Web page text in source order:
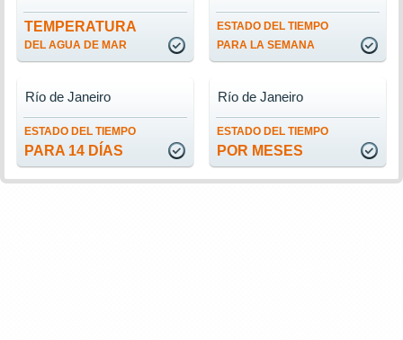
TEMPERATURA
DEL AGUA DE MAR
ESTADO DEL TIEMPO
PARA LA SEMANA
ESTADO DEL TIEMPO
PARA 14 DÍAS
Río de Janeiro
ESTADO DEL TIEMPO
POR MESES
Río de Janeiro